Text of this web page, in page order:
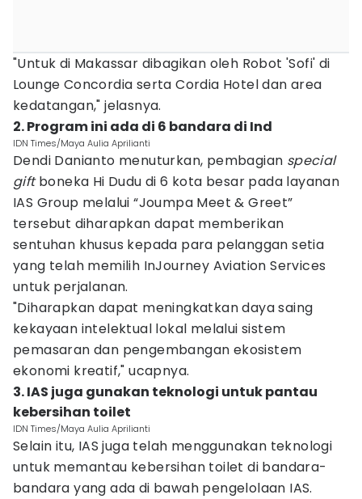
"Untuk di Makassar dibagikan oleh Robot 'Sofi' di
Lounge Concordia serta Cordia Hotel dan area
kedatangan," jelasnya.
2. Program ini ada di 6 bandara di Ind
IDN Times/Maya Aulia Aprilianti
Dendi Danianto menuturkan, pembagian special
giftboneka Hi Dudu di 6 kota besar pada layanan
IAS Group melalui “Joumpa Meet & Greet”
tersebut diharapkan dapat memberikan
sentuhan khusus kepada para pelanggan setia
yang telah memilih InJourney Aviation Services
untuk perjalanan.
"Diharapkan dapat meningkatkan daya saing
kekayaan intelektual lokal melalui sistem
pemasaran dan pengembangan ekosistem
ekonomi kreatif," ucapnya.
3. IAS juga gunakan teknologi untuk pantau
kebersihan toilet
IDN Times/Maya Aulia Aprilianti
Selain itu, IAS juga telah menggunakan teknologi
untuk memantau kebersihan toilet di bandara-
bandara yang ada di bawah pengelolaan IAS.